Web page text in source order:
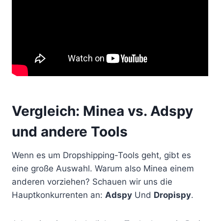
Vergleich: Minea vs. Adspy
und andere Tools
Wenn es um Dropshipping-Tools geht, gibt es
eine große Auswahl. Warum also Minea einem
anderen vorziehen? Schauen wir uns die
Hauptkonkurrenten an: Adspy Und Dropispy.